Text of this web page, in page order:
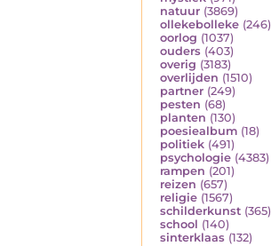
natuur (3869)
ollekebolleke (246)
oorlog (1037)
ouders (403)
overig (3183)
overlijden (1510)
partner (249)
pesten (68)
planten (130)
poesiealbum (18)
politiek (491)
psychologie (4383)
rampen (201)
reizen (657)
religie (1567)
schilderkunst (365)
school (140)
sinterklaas (132)